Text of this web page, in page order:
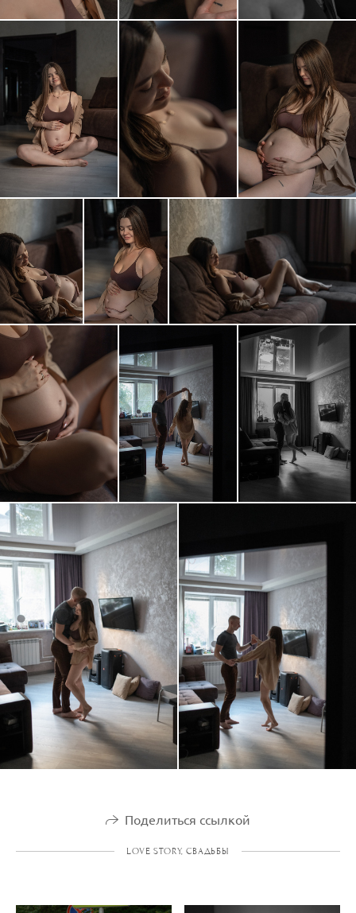
Поделиться ссылкой
LOVE STORY, СВАДЬБЫ